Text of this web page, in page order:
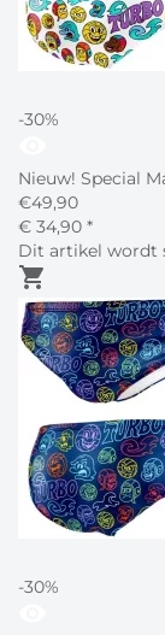
-30%
Nieuw! Special
€49,90
€ 34,90 *
Dit artikel wordt
shopping_cart
-30%